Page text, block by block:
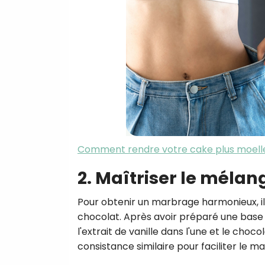
Comment rendre votre cake plus
2. Maîtriser le
Pour obtenir un marbrage harmonieux,
chocolat. Après avoir préparé une
l'extrait de vanille dans l'une et le
consistance similaire pour faciliter le